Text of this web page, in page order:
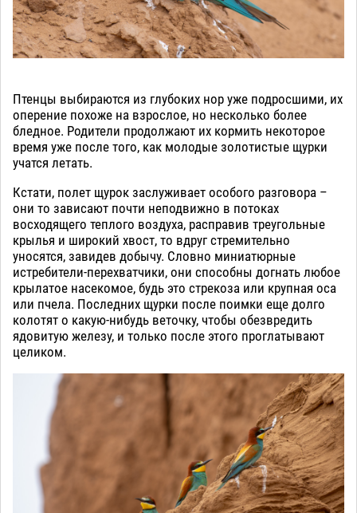
Птенцы выбираются из глубоких нор уже подросшими, их
оперение похоже на взрослое, но несколько более
бледное. Родители продолжают их кормить некоторое
время уже после того, как молодые золотистые щурки
учатся летать.
Кстати, полет щурок заслуживает особого разговора –
они то зависают почти неподвижно в потоках
восходящего теплого воздуха, расправив треугольные
крылья и широкий хвост, то вдруг стремительно
уносятся, завидев добычу. Словно миниатюрные
истребители-перехватчики, они способны догнать любое
крылатое насекомое, будь это стрекоза или крупная оса
или пчела. Последних щурки после поимки еще долго
колотят о какую-нибудь веточку, чтобы обезвредить
ядовитую железу, и только после этого проглатывают
целиком.